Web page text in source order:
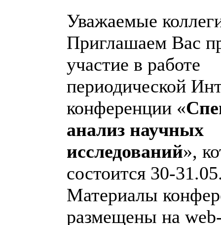
Уважаемые
Приглашаем Вас
участие в работе
периодической
конференции «
анализ научных
исследований»,
состоится 30-
Материалы
размещены на